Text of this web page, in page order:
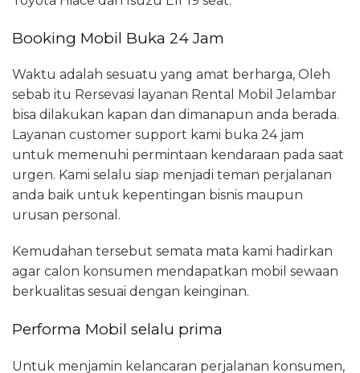
Booking Mobil Buka 24 Jam
Waktu adalah sesuatu yang amat berharga, Oleh
sebab itu Rersevasi layanan Rental Mobil Jelambar
bisa dilakukan kapan dan dimanapun anda berada.
Layanan customer support kami buka 24 jam
untuk memenuhi permintaan kendaraan pada saat
urgen. Kami selalu siap menjadi teman perjalanan
anda baik untuk kepentingan bisnis maupun
urusan personal.
Kemudahan tersebut semata mata kami hadirkan
agar calon konsumen mendapatkan mobil sewaan
berkualitas sesuai dengan keinginan.
Performa Mobil selalu prima
Untuk menjamin kelancaran perjalanan konsumen,